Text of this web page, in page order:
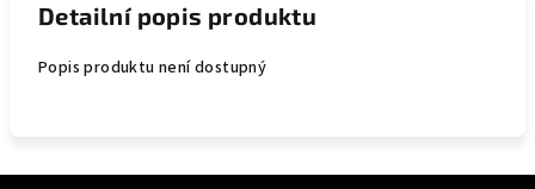
Detailní popis produktu
Popis produktu není dostupný